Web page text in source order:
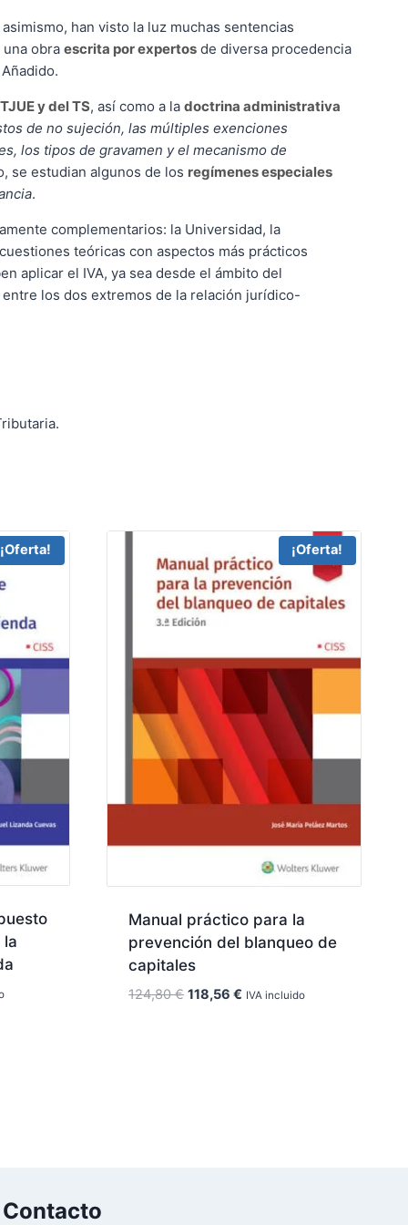
asimismo, han visto la luz muchas sentencias
obra escrita por expertos de diversa procedencia
y del TS, así como a la doctrina administrativa
de no sujeción, las múltiples exenciones
los tipos de gravamen y el mecanismo de
se estudian algunos de los regímenes especiales
.
complementarios: la Universidad, la
teóricas con aspectos más prácticos
aplicar el IVA, ya sea desde el ámbito del
los dos extremos de la relación jurídico-
¡Oferta!
la
¡Oferta!
Manual práctico para la
prevención del blanqueo de
capitales
124,80€ El
118,56 € El
IVA incluido
Contacto